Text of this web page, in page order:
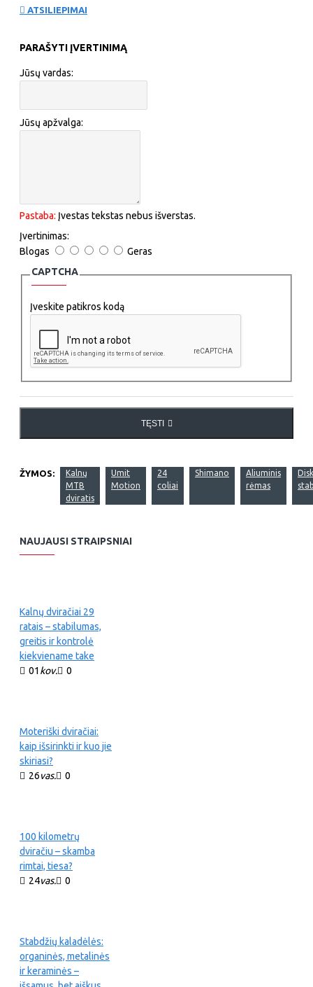
ATSILIEPIMAI
PARAŠYTI ĮVERTINIMĄ
Jūsų vardas:
Jūsų apžvalga:
Pastaba: Įvestas tekstas nebus išverstas.
Įvertinimas:
Blogas
Geras
CAPTCHA
Įveskite patikros kodą
TĘSTI
ŽYMOS:
Kalnų
MTB
dviratis
Umit
Motion
24
coliai
Shimano
Aliuminis
rėmas
NAUJAUSI STRAIPSNIAI
Kalnų dviračiai 29
ratais – stabilumas,
greitis ir kontrolė
kiekviename take
01kov. 0
Moteriški dviračiai:
kaip išsirinkti ir kuo jie
skiriasi?
26vas. 0
100 kilometrų
dviračiu – skamba
rimtai, tiesa?
24vas. 0
Stabdžių kaladėlės:
organinės, metalinės
ir keraminės –